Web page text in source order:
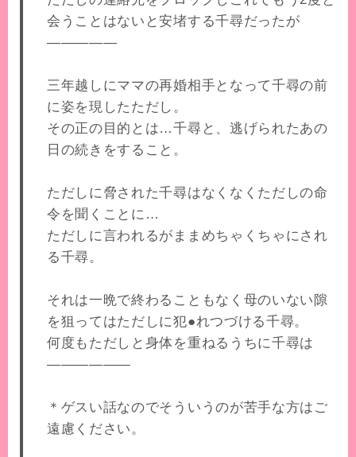
会うことはないと安堵する千尋だったが
―――――
三年越しにママの再婚相手となって千尋の前
に姿を現したただし。
その正の目的とは…千尋と、逃げられたあの
日の続きをすること。
ただしに脅された千尋はなくなくただしの命
令を聞くことに…
ただしに言われるがままめちゃくちゃにされ
る千尋。
それは一晩で終わることもなく母のいない隙
を狙ってはただしに犯●れつづける千尋。
何度もただしと身体を重ねるうちに千尋は
――――――
＊ゲスい話なのでそういうのが苦手な方はご
遠慮ください。